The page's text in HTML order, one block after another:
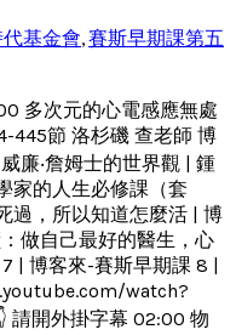
基金會 賽斯早期課第五
多次元的心電感應無處
445節 洛杉磯 查老師 博
廉‧詹姆士的世界觀 | 鍾
家的人生必修課（套
過，所以知道怎麼活 | 博
做自己最好的醫生，心
| 博客來-賽斯早期課 8 |
watch?
請開外掛字幕 02:00 物